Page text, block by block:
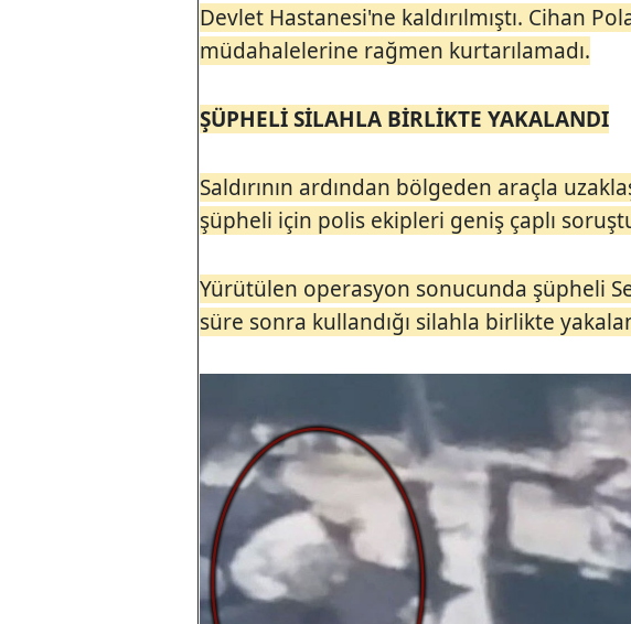
Devlet Hastanesi'ne kaldırılmıştı. Cihan
müdahalelerine rağmen kurtarılamadı.
ŞÜPHELİ SİLAHLA BİRLİKTE YAKALANDI
Saldırının ardından bölgeden araçla
şüpheli için polis ekipleri geniş çaplı
Yürütülen operasyon sonucunda şüpheli
süre sonra kullandığı silahla birlikte